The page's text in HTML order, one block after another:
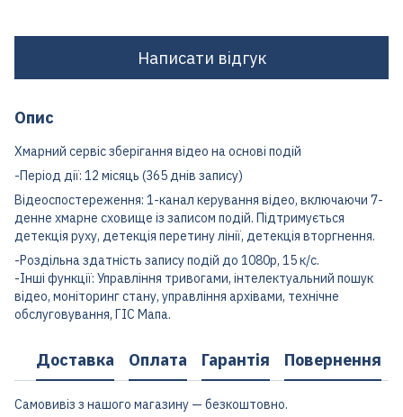
Написати відгук
Опис
Хмарний сервіс зберігання відео на основі подій
-Період дії: 12 місяць (365 днів запису)
Відеоспостереження: 1-канал керування відео, включаючи 7-
денне хмарне сховище із записом подій. Підтримується
детекція руху, детекція перетину лінії, детекція вторгнення.
-Роздільна здатність запису подій до 1080p, 15 к/с.
-Інші функції: Управління тривогами, інтелектуальний пошук
відео, моніторинг стану, управління архівами, технічне
обслуговування, ГІС Мапа.
Доставка Оплата Гарантія Повернення
Самовивіз з нашого магазину — безкоштовно.